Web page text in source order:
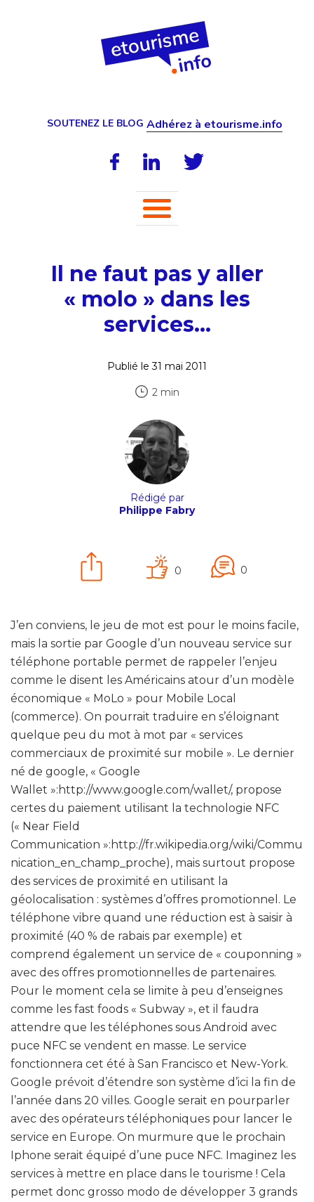
SOUTENEZ LE BLOG Adhérez à etourisme.info
Il ne faut pas y aller
« molo » dans les
services…
Publié le 31 mai 2011
2 min
Rédigé par
Philippe Fabry
0 0
J’en conviens, le jeu de mot est pour le moins facile,
mais la sortie par Google d’un nouveau service sur
téléphone portable permet de rappeler l’enjeu
comme le disent les Américains atour d’un modèle
économique « MoLo » pour Mobile Local
(commerce). On pourrait traduire en s’éloignant
quelque peu du mot à mot par « services
commerciaux de proximité sur mobile ». Le dernier
né de google, « Google
Wallet »:http://www.google.com/wallet/, propose
certes du paiement utilisant la technologie NFC
(« Near Field
Communication »:http://fr.wikipedia.org/wiki/Commu
nication_en_champ_proche), mais surtout propose
des services de proximité en utilisant la
géolocalisation : systèmes d’offres promotionnel. Le
téléphone vibre quand une réduction est à saisir à
proximité (40 % de rabais par exemple) et
comprend également un service de « couponning »
avec des offres promotionnelles de partenaires.
Pour le moment cela se limite à peu d’enseignes
comme les fast foods « Subway », et il faudra
attendre que les téléphones sous Android avec
puce NFC se vendent en masse. Le service
fonctionnera cet été à San Francisco et New-York.
Google prévoit d’étendre son système d’ici la fin de
l’année dans 20 villes. Google serait en pourparler
avec des opérateurs téléphoniques pour lancer le
service en Europe. On murmure que le prochain
Iphone serait équipé d’une puce NFC. Imaginez les
services à mettre en place dans le tourisme ! Cela
permet donc grosso modo de développer 3 grands